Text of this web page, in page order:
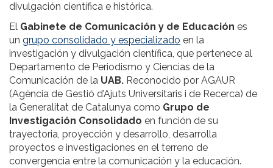
divulgación científica e histórica.
El Gabinete de Comunicación y de Educación es
un grupo consolidado y especializado en la
investigación y divulgación científica, que pertenece al
Departamento de Periodismo y Ciencias de la
Comunicación de la UAB. Reconocido por AGAUR
(Agència de Gestió d’Ajuts Universitaris i de Recerca) de
la Generalitat de Catalunya como Grupo de
Investigación Consolidado en función de su
trayectoria, proyección y desarrollo, desarrolla
proyectos e investigaciones en el terreno de
convergencia entre la comunicación y la educación.